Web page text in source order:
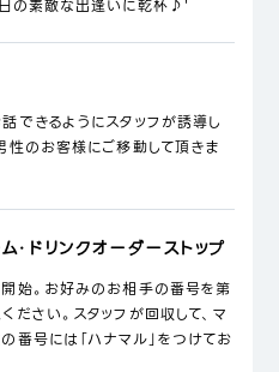
日の素敵な出逢いに乾杯♪'
できるようにスタッフが誘導し
性のお客様にご移動して頂きま
・ドリンクオーダーストップ
開始。お好みのお相手の番号を第
ださい。スタッフが回収して、マ
番号には「ハナマル」をつけてお